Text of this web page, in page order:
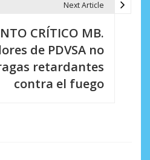
Next Article
CRÍTICO MB.
de PDVSA no
retardantes
contra el fuego